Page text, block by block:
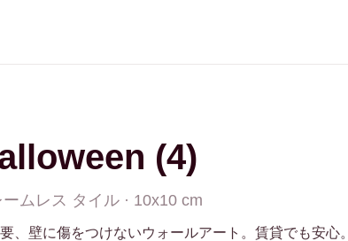
(4)
ームレス タイル · 10x10 cm
、壁に傷をつけないウォールアート。賃貸でも安心。